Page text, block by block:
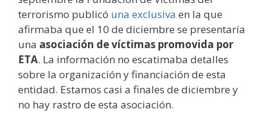
terrorismo publicó una exclusiva en la que
afirmaba que el 10 de diciembre se presentaría
una asociación de víctimas promovida por
ETA. La información no escatimaba detalles
sobre la organización y financiación de esta
entidad. Estamos casi a finales de diciembre y
no hay rastro de esta asociación.